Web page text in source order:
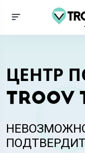
ЦЕНТР
TROOV